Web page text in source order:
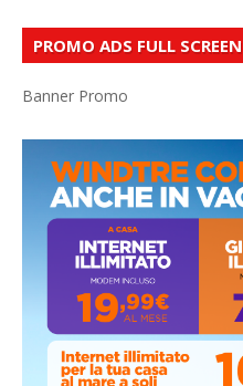
PROMO ADS FULL SCREEN
Banner Promo